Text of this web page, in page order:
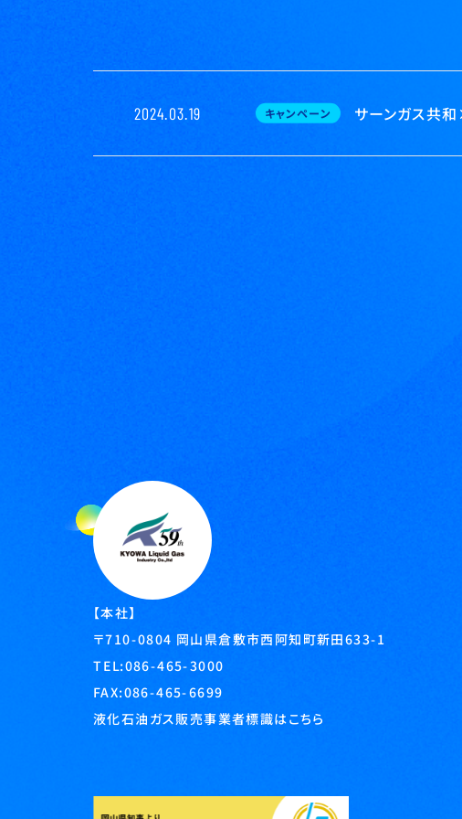
2024.03.19 キャンペーン サーンガス共
【本社】
〒710-0804 岡山県倉敷市西阿知町新田633-1
TEL:086-465-3000
FAX:086-465-6699
液化石油ガス販売事業者標識はこちら